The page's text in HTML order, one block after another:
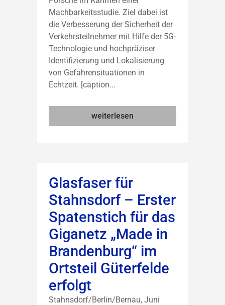
Machbarkeitsstudie. Ziel dabei ist
die Verbesserung der Sicherheit der
Verkehrsteilnehmer mit Hilfe der 5G-
Technologie und hochpräziser
Identifizierung und Lokalisierung
von Gefahrensituationen in
Echtzeit. [caption...
weiterlesen
Glasfaser für
Stahnsdorf – Erster
Spatenstich für das
Giganetz „Made in
Brandenburg“ im
Ortsteil Güterfelde
erfolgt
Stahnsdorf/Berlin/Bernau, Juni